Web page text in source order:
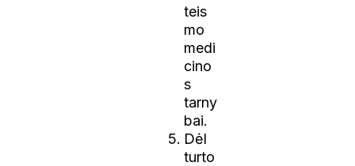
teis
mo
medi
cino
s
tarny
bai.
Dėl
turto